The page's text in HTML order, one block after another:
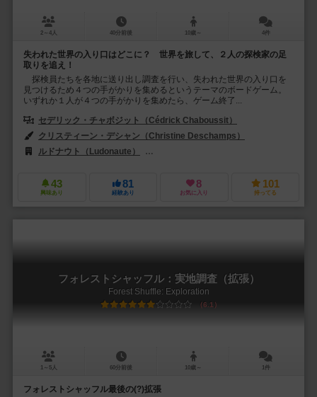
2～4人 40分前後 10歳～ 4件
失われた世界の入り口はどこに？ 世界を旅して、２人の探検家の足
取りを追え！
探検員たちを各地に送り出し調査を行い、失われた世界の入り口を
見つけるため４つの手がかりを集めるというテーマのボードゲーム。
いずれか１人が４つの手がかりを集めたら、ゲーム終了...
セデリック・チャボジット（Cédrick Chaboussit）
クリスティーン・デシャン（Christine Deschamps）
ルドナウト（Ludonaute）
43
興味あり
81
経験あり
8
お気に入り
101
持ってる
フォレストシャッフル：実地調査（拡張）
Forest Shuffle: Exploration
6.1
1～5人 60分前後 10歳～ 1件
フォレストシャッフル最後の(?)拡張